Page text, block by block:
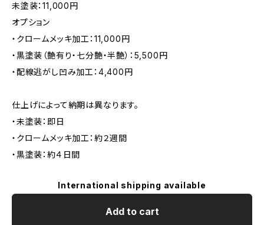
未塗装：11,000円
オプション
・クロームメッキ加工：11,000円
・黒塗装（艶有り・七分艶・半艶）：5,500円
・配線逃がし凹み加工：4,400円
仕上げによって納期は異なります。
・未塗装：即日
・クロームメッキ加工：約２週間
・黒塗装：約４日間
International shipping available
Add to cart